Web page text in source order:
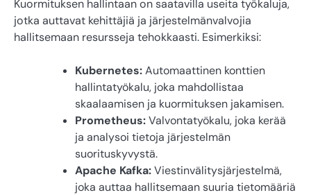
Kuormituksen hallintaan on saatavilla useita työkaluja,
jotka auttavat kehittäjiä ja järjestelmänvalvojia
hallitsemaan resursseja tehokkaasti. Esimerkiksi:
Kubernetes:Automaattinen konttien
hallintatyökalu, joka mahdollistaa
skaalaamisen ja kuormituksen jakamisen.
Prometheus:Valvontatyökalu, joka kerää
ja analysoi tietoja järjestelmän
suorituskyvystä.
Apache Kafka:Viestinvälitysjärjestelmä,
joka auttaa hallitsemaan suuria tietomääriä